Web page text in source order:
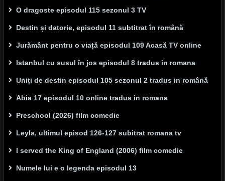
O dragoste episodul 115 sezonul 3 TV
Destin și datorie, episodul 11 subtitrat în română
Jurământ pentru o viață episodul 109 Acasă TV online
Istanbul cu susul în jos episodul 8 tradus in romana
Uniți de destin episodul 105 sezonul 2 tradus in română
Abia 17 episodul 10 online tradus in romana
Preschool (2026) film comedie
Leyla, ultimul episod 126-127 subitrat romana tv
I served the King of England (2006) film comedie
Numele lui e o legenda episodul 13